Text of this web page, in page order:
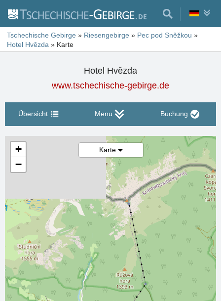
Tschechische Gebirge » Riesengebirge » Pec pod Sněžkou »
Hotel Hvězda » Karte
Hotel Hvězda
www.tschechische-gebirge.de
Übersicht Menu Buchung
Karte
+
−